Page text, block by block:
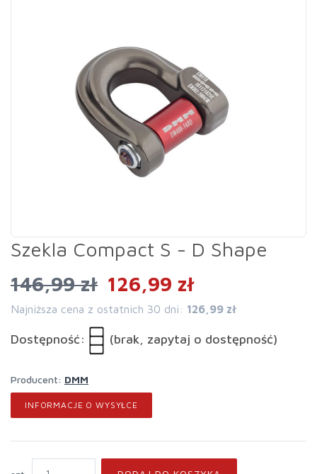
Szekla Compact S - D Shape
146,99 zł 126,99 zł
Najniższa cena z ostatnich 30 dni: 126,99 zł
Dostępność: (brak, zapytaj o dostępność)
Producent: DMM
INFORMACJE O WYSYŁCE